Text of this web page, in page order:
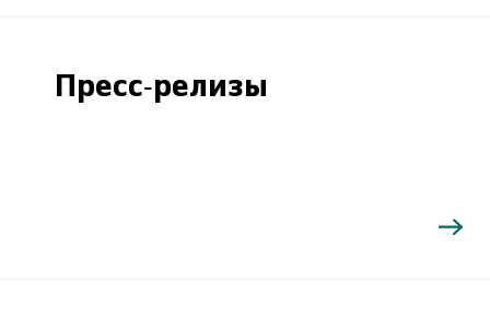
Пресс-релизы